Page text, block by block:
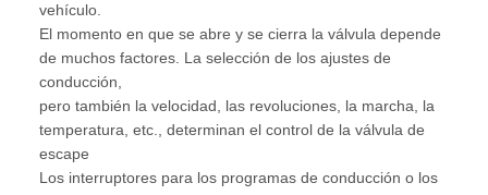
vehículo.
El momento en que se abre y se cierra la válvula depende
de muchos factores. La selección de los ajustes de
conducción,
pero también la velocidad, las revoluciones, la marcha, la
temperatura, etc., determinan el control de la válvula de
escape
Los interruptores para los programas de conducción o los